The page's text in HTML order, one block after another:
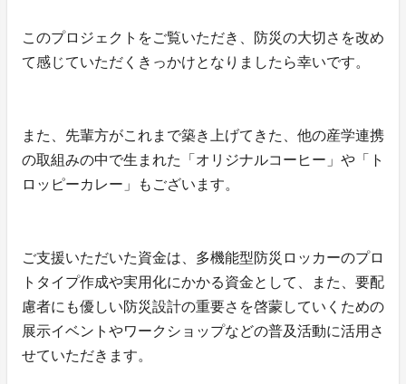
このプロジェクトをご覧いただき、防災の大切さを改め
て感じていただくきっかけとなりましたら幸いです。
また、先輩方がこれまで築き上げてきた、他の産学連携
の取組みの中で生まれた「オリジナルコーヒー」や「ト
ロッピーカレー」もございます。
ご支援いただいた資金は、多機能型防災ロッカーのプロ
トタイプ作成や実用化にかかる資金として、また、要配
慮者にも優しい防災設計の重要さを啓蒙していくための
展示イベントやワークショップなどの普及活動に活用さ
せていただきます。